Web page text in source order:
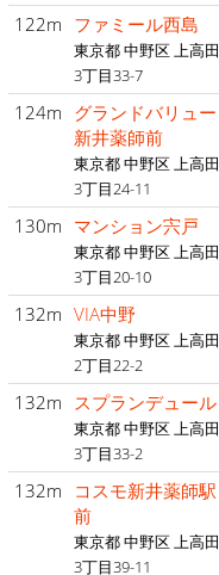
122m ファミール西島
東京都 中野区 上高田
3丁目33-7
124m グランドバリュー
新井薬師前
東京都 中野区 上高田
3丁目24-11
130m マンション宍戸
東京都 中野区 上高田
3丁目20-10
132m VIA中野
東京都 中野区 上高田
2丁目22-2
132m スプランデュール
東京都 中野区 上高田
3丁目33-2
132m
コスモ新井薬師駅
前
東京都 中野区 上高田
3丁目39-11